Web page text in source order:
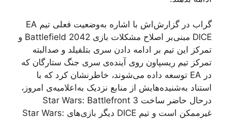
گراب در گزارش‌اش با اشاره‌ به‌وضعیت فعلی تیم EA
DICE مبنی‌بر اصلاح مشکلات بازی Battlefield 2042 و
تمرکز این تیم بر ادامه دادن سری بتلفیلد و صدالبته
تمرکز تیم ریسپاون روی آینده‌ی سری جنگ ستارگان که
در EA توسعه داده می‌شوند، خاطرنشان کرد که با
استناد به‌شنیده‌هایش از منابع نزدیک به‌اعلامیه‌ی امروز،
درحال حاضر ساخت Star Wars: Battlefront 3
غیرممکن است و تیم DICE دیگر بازی‌های Star Wars: